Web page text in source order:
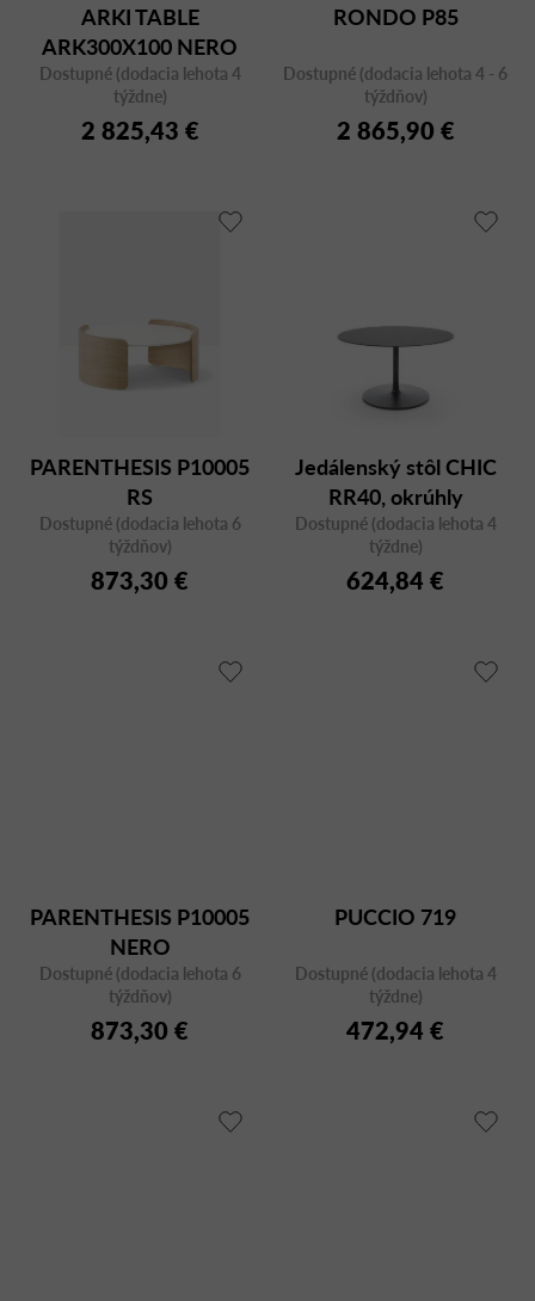
ARKI TABLE
ARK300X100 NERO
FMPNE
Dostupné (dodacia lehota 4
týždne)
2 825,43 €
RONDO P85
Dostupné (dodacia lehota 4 - 6
týždňov)
2 865,90 €
PARENTHESIS P10005
RS
Dostupné (dodacia lehota 6
týždňov)
873,30 €
Jedálenský stôl CHIC
RR40, okrúhly
Dostupné (dodacia lehota 4
týždne)
624,84 €
PARENTHESIS P10005
NERO
Dostupné (dodacia lehota 6
týždňov)
873,30 €
PUCCIO 719
Dostupné (dodacia lehota 4
týždne)
472,94 €